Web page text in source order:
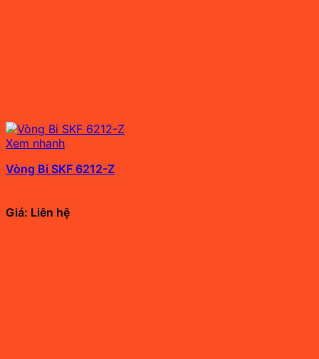
Xem nhanh
Vòng Bi SKF 6212-Z
Giá: Liên hệ